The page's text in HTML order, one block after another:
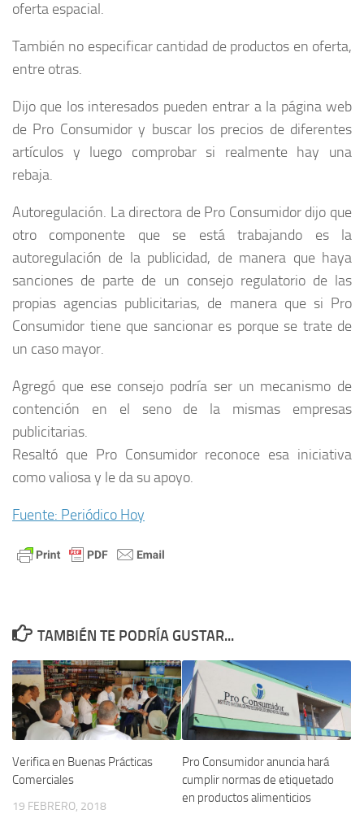
oferta espacial.
También no especificar cantidad de productos en oferta,
entre otras.
Dijo que los interesados pueden entrar a la página web
de Pro Consumidor y buscar los precios de diferentes
artículos y luego comprobar si realmente hay una
rebaja.
Autoregulación. La directora de Pro Consumidor dijo que
otro componente que se está trabajando es la
autoregulación de la publicidad, de manera que haya
sanciones de parte de un consejo regulatorio de las
propias agencias publicitarias, de manera que si Pro
Consumidor tiene que sancionar es porque se trate de
un caso mayor.
Agregó que ese consejo podría ser un mecanismo de
contención en el seno de la mismas empresas
publicitarias.
Resaltó que Pro Consumidor reconoce esa iniciativa
como valiosa y le da su apoyo.
Fuente: Periódico Hoy
TAMBIÉN TE PODRÍA GUSTAR...
Verifica en Buenas Prácticas
Comerciales
19 FEBRERO, 2018
Pro Consumidor anuncia hará
cumplir normas de etiquetado
en productos alimenticios